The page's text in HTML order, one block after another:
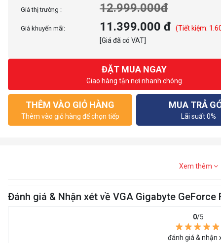
Giá thị trường : 12.999.000đ
Giá khuyến mãi: 11.399.000 đ
(Tiết kiệm:
[Giá đã có VAT]
ĐẶT MUA NGAY
Giao hàng tận nơi nhanh chóng
THÊM VÀO GIỎ HÀNG
Thêm vào giỏ hàng để chọn tiếp
MUA TRẢ
Lãi suất 0%
Xem thêm
Đánh giá & Nhận xét về VGA Gigabyte GeForce
0/5
đánh giá & nhận